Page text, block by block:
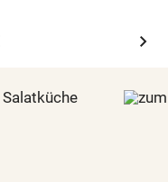
chevron_right